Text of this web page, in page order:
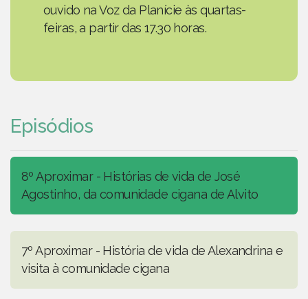
ouvido na Voz da Planície às quartas-
feiras, a partir das 17.30 horas.
Episódios
8º Aproximar - Histórias de vida de José
Agostinho, da comunidade cigana de Alvito
7º Aproximar - História de vida de Alexandrina e
visita à comunidade cigana